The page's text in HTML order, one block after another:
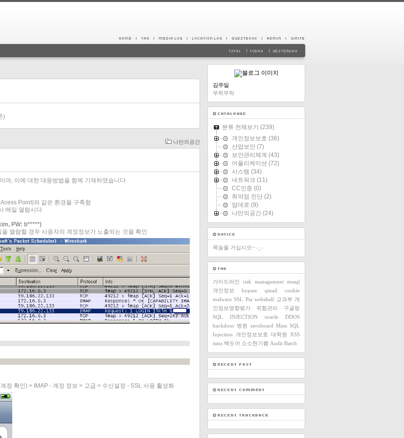
)
나만의공간
며, 이에 대한 대응방법을 함께 기재하였습니다.
Point)와 같은 환경을 구축함
메일 열람시다
PW: b*****)
열람할 경우 사용자의 계정정보가 노출되는 것을 확인
확인) > IMAP - 계정 정보 > 고급 > 수신설정 - SSL 사용 활성화
김주일
무럭무럭
분류 전체보기 (239)
개인정보보호 (36)
산업보안 (7)
보안관리체계 (43)
어플리케이션 (72)
시스템 (34)
네트워크 (11)
CC인증 (0)
취약점 진단 (2)
맘데로 (9)
나만의공간 (24)
목숨을 거십시오~ -_-
가이드라인 risk managemnet mssql
개인정보
bypass qmail
cookie
malware SSL Pia webshell 교과부 개
인정보영향평가
위험관리
구글링
SQL INJECTION
oracle
DDOS
backdoor 병원 zeroboard Mass SQL
Injection
개인정보보호 대학원
XSS
isms 백도어 소소한기쁨 Audit Batch